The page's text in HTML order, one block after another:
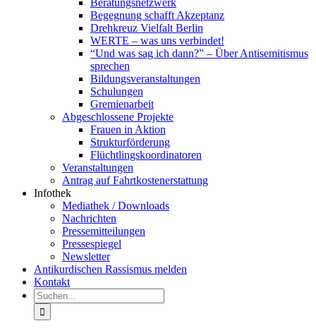
Beratungsnetzwerk
Begegnung schafft Akzeptanz
Drehkreuz Vielfalt Berlin
WERTE – was uns verbindet!
“Und was sag ich dann?” – Über Antisemitismus
sprechen
Bildungsveranstaltungen
Schulungen
Gremienarbeit
Abgeschlossene Projekte
Frauen in Aktion
Strukturförderung
Flüchtlingskoordinatoren
Veranstaltungen
Antrag auf Fahrtkostenerstattung
Infothek
Mediathek / Downloads
Nachrichten
Pressemitteilungen
Pressespiegel
Newsletter
Antikurdischen Rassismus melden
Kontakt
Suche
nach: